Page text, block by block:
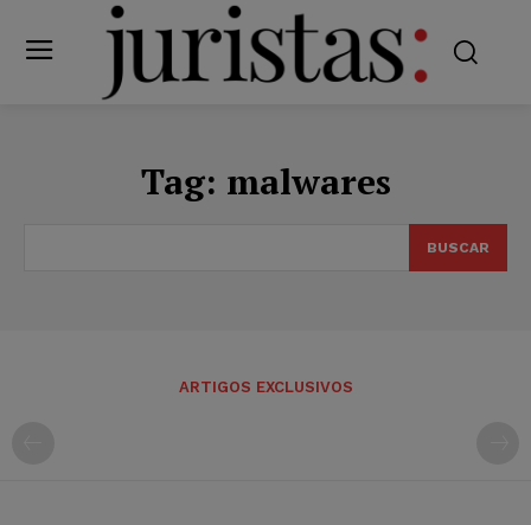
Tag: malwares
BUSCAR
ARTIGOS EXCLUSIVOS